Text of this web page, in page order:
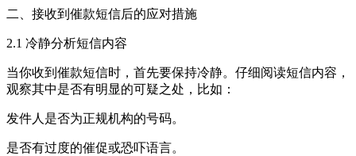
二、接收到催款短信后的应对措施
2.1 冷静分析短信内容
当你收到催款短信时，首先要保持冷静。仔细阅读短信内容，
观察其中是否有明显的可疑之处，比如：
发件人是否为正规机构的号码。
是否有过度的催促或恐吓语言。